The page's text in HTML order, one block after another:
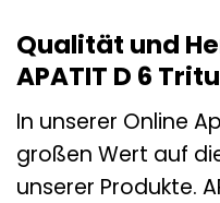
Qualität und
APATIT D 6
In unserer Online
großen Wert auf
unserer Produkte.